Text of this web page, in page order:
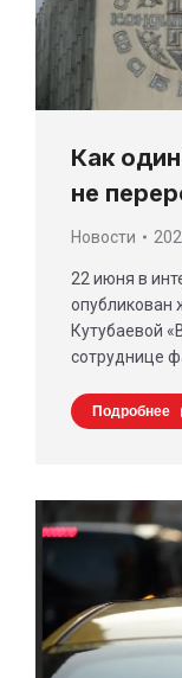
Как
не
Новости
22 июня в
опубликован
Кутубаевой
сотруднице
Подробнее